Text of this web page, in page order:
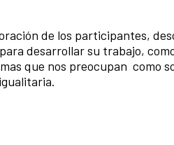
de los participantes,
desarrollar su trabajo,
que nos preocupan como